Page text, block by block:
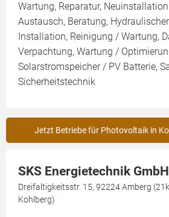
Wartung, Reparatur,
Austausch, Beratung,
Installation, Reinigung / Wartung,
Verpachtung, Wartung /
Solarstromspeicher / PV Batterie,
Sicherheitstechnik
Jetzt Betriebe für Photovoltaik in
SKS Energietechnik GmbH
Dreifaltigkeitsstr. 15, 92224 Amberg
Kohlberg)